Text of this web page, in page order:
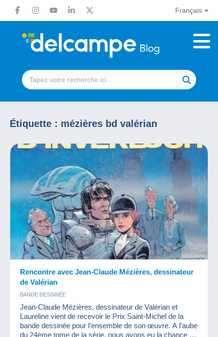
Français
Étiquette : mézières bd valérian
Rencontre avec Jean-Claude Mézières, dessinateur
de Valérian
BANDE DESSINÉE
Jean-Claude Mézières, dessinateur de Valérian et
Laureline vient de recevoir le Prix Saint-Michel de la
bande dessinée pour l’ensemble de son œuvre. A l’aube
du 24ème tome de la série, nous avons eu la chance de